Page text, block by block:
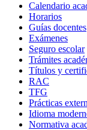
Calendario
Horarios
Guías docentes
Exámenes
Seguro escolar
Trámites
Títulos y
RAC
TFG
Prácticas
Idioma
Normativa